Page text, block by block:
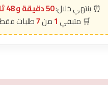
50 دقيقة و 46 ثانية
1
7